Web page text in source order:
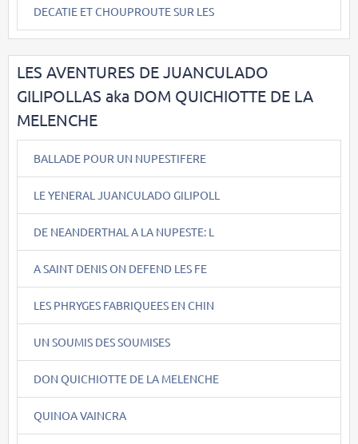
DECATIE ET CHOUPROUTE SUR LES
LES AVENTURES DE JUANCULADO
GILIPOLLAS aka DOM QUICHIOTTE DE LA
MELENCHE
BALLADE POUR UN NUPESTIFERE
LE YENERAL JUANCULADO GILIPOLL
DE NEANDERTHAL A LA NUPESTE: L
A SAINT DENIS ON DEFEND LES FE
LES PHRYGES FABRIQUEES EN CHIN
UN SOUMIS DES SOUMISES
DON QUICHIOTTE DE LA MELENCHE
QUINOA VAINCRA